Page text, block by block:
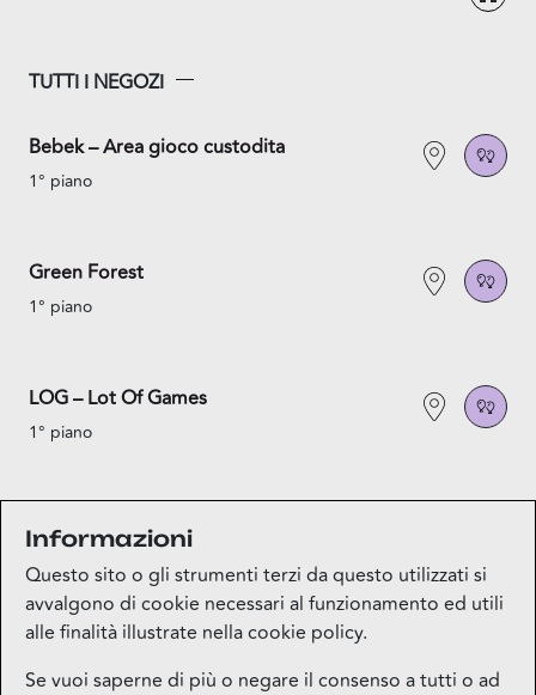
TUTTI I NEGOZI
Bebek – Area gioco custodita
1° piano
Green Forest
1° piano
LOG – Lot Of Games
1° piano
Notorious Cinemas
Informazioni
Questo sito o gli strumenti terzi da questo utilizzati si
avvalgono di cookie necessari al funzionamento ed utili
alle finalità illustrate nella cookie policy.
Se vuoi saperne di più o negare il consenso a tutti o ad